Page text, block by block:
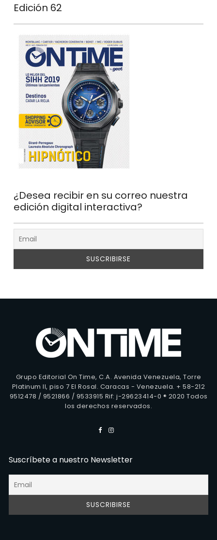
Edición 62
¿Desea recibir en su correo nuestra
edición digital interactiva?
Grupo Editorial On Time, C.A. Avenida Venezuela, Torre
Platinum II, piso 7 El Rosal. Caracas - Venezuela. + 58-212
9512478 / 9521866 / 9533915 Rif: j-29623414-0 ® 2020 Todos
los derechos reservados.
Suscríbete a nuestro Newsletter